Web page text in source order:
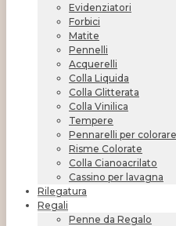
Evidenziatori
Forbici
Matite
Pennelli
Acquerelli
Colla Liquida
Colla Glitterata
Colla Vinilica
Tempere
Pennarelli per colorare
Risme Colorate
Colla Cianoacrilato
Cassino per lavagna
Rilegatura
Regali
Penne da Regalo